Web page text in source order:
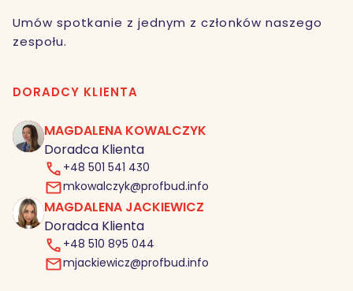
Umów spotkanie z jednym z członków naszego
zespołu.
DORADCY KLIENTA
MK MAGDALENA KOWALCZYK
Doradca Klienta
+48 501 541 430
mkowalczyk@profbud.info
MJ MAGDALENA JACKIEWICZ
Doradca Klienta
+48 510 895 044
mjackiewicz@profbud.info